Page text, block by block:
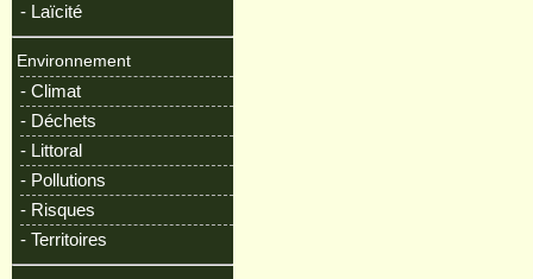
- Laïcité
Environnement
- Climat
- Déchets
- Littoral
- Pollutions
- Risques
- Territoires